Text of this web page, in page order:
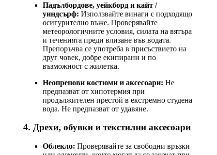
Падълбордове, уейкборд и кайт /
уиндсърф: Използвайте винаги с подходящо
осигурително въже. Проверявайте
метеорологичните условия, силата на вятъра
и теченията преди влизане във водата.
Препоръчва се употреба в присъствието на
друг човек, добре екипирани и по
възможност с жилетка.
Неопренови костюми и аксесоари: Не
предпазват от хипотермия при
продължителен престой в екстремно студена
вода. Не предпазват от удавяне.
4. Дрехи, обувки и текстилни аксесоари
Облекло: Проверявайте за свободни връзки